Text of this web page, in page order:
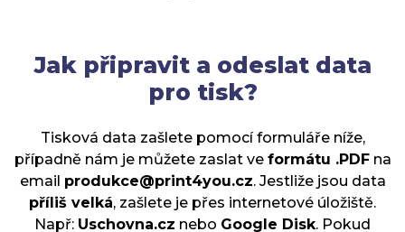
Jak připravit a odeslat data
pro tisk?
Tisková data zašlete pomocí formuláře níže,
případně nám je můžete zaslat ve formátu .PDFna
email produkce@print4you.cz. Jestliže jsou data
příliš velká, zašlete je přes internetové úložiště.
Např: Uschovna.cz nebo Google Disk. Pokud